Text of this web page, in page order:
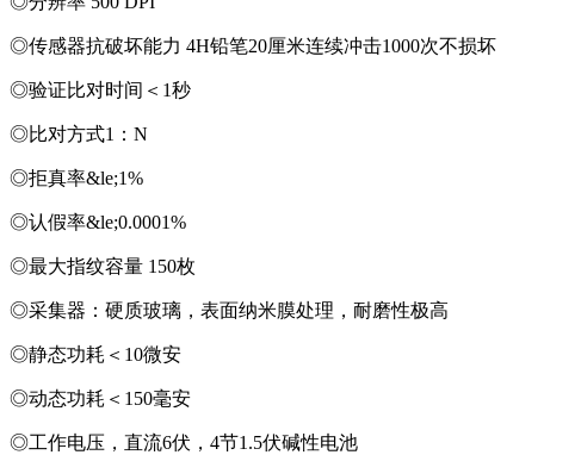
◎传感器抗破坏能力 4H铅笔20厘米连续冲击1000次不损坏
◎验证比对时间＜1秒
◎比对方式1：N
◎拒真率&le;1%
◎认假率&le;0.0001%
◎最大指纹容量 150枚
◎采集器：硬质玻璃，表面纳米膜处理，耐磨性极高
◎静态功耗＜10微安
◎动态功耗＜150毫安
◎工作电压，直流6伏，4节1.5伏碱性电池